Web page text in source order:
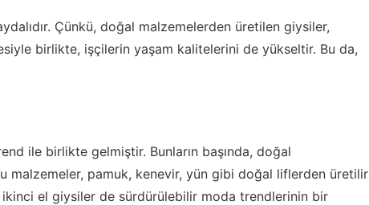
Çünkü, doğal malzemelerden üretilen giysiler,
birlikte, işçilerin yaşam kalitelerini de yükseltir. Bu da,
ile birlikte gelmiştir. Bunların başında, doğal
malzemeler, pamuk, kenevir, yün gibi doğal liflerden üretilir
el giysiler de sürdürülebilir moda trendlerinin bir